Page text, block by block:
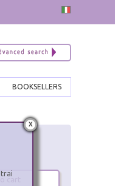
BOOKSELLERS
cart
x